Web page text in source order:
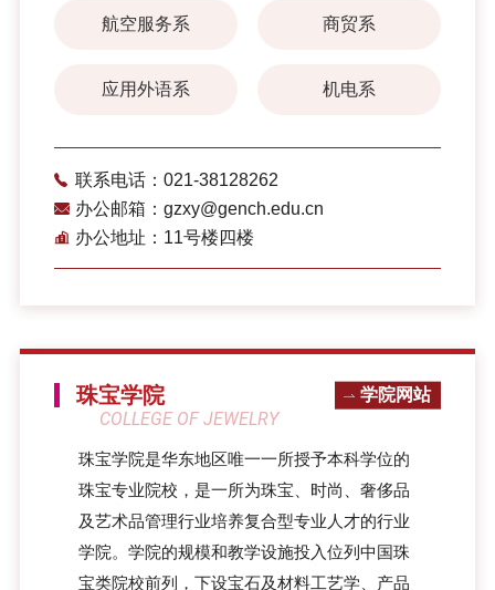
航空服务系 商贸系
应用外语系 机电系
联系电话：021-38128262
办公邮箱：gzxy@gench.edu.cn
办公地址：11号楼四楼
珠宝学院
COLLEGE OF JEWELRY
学院网站
珠宝学院是华东地区唯一一所授予本科学位的
珠宝专业院校，是一所为珠宝、时尚、奢侈品
及艺术品管理行业培养复合型专业人才的行业
学院。学院的规模和教学设施投入位列中国珠
宝类院校前列，下设宝石及材料工艺学、产品